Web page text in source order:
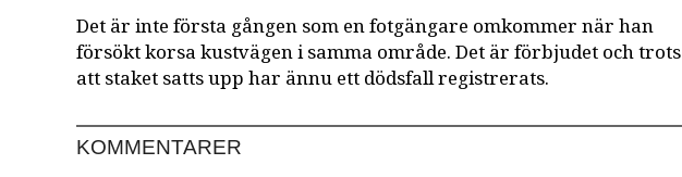
Det är inte första gången som en fotgängare omkommer när han
försökt korsa kustvägen i samma område. Det är förbjudet och trots
att staket satts upp har ännu ett dödsfall registrerats.
KOMMENTARER